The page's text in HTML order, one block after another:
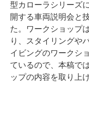
型カローラシリーズ
開する車両説明会と
た。ワークショップ
り、スタイリングや
イビングのワークシ
ているので、本稿で
ップの内容を取り上